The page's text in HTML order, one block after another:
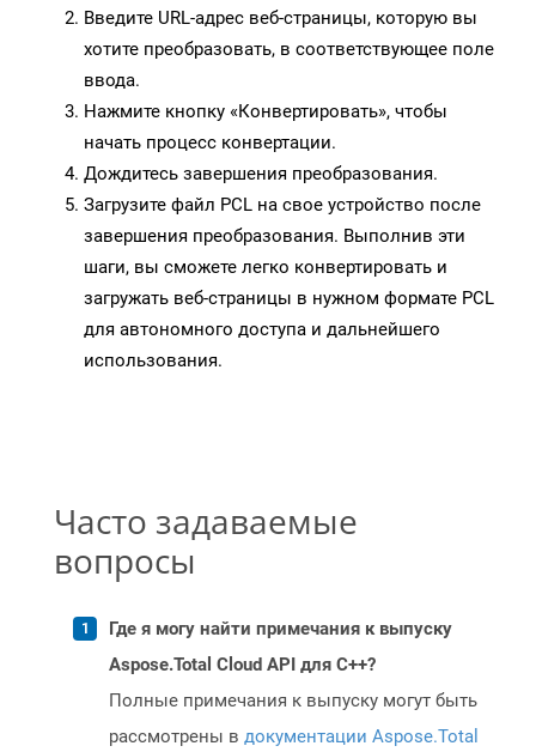
Введите URL-адрес веб-страницы, которую вы
хотите преобразовать, в соответствующее поле
ввода.
Нажмите кнопку «Конвертировать», чтобы
начать процесс конвертации.
Дождитесь завершения преобразования.
Загрузите файл PCL на свое устройство после
завершения преобразования. Выполнив эти
шаги, вы сможете легко конвертировать и
загружать веб-страницы в нужном формате PCL
для автономного доступа и дальнейшего
использования.
Часто задаваемые
вопросы
Где я могу найти примечания к выпуску
Aspose.Total Cloud API для C++?
Полные примечания к выпуску могут быть
рассмотрены в документации Aspose.Total